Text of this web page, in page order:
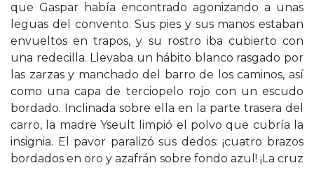
que Gaspar había encontrado agonizando a unas
leguas del convento. Sus pies y sus manos estaban
envueltos en trapos, y su rostro iba cubierto con
una redecilla. Llevaba un hábito blanco rasgado por
las zarzas y manchado del barro de los caminos, así
como una capa de terciopelo rojo con un escudo
bordado. Inclinada sobre ella en la parte trasera del
carro, la madre Yseult limpió el polvo que cubría la
insignia. El pavor paralizó sus dedos: ¡cuatro brazos
bordados en oro y azafrán sobre fondo azul! ¡La cruz